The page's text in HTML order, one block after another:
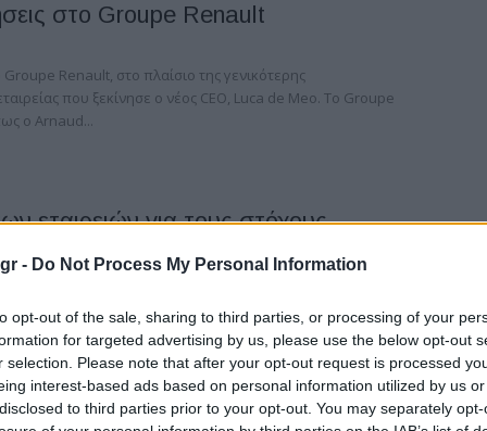
- Do Not Process My Personal Information
opt-out of the sale, sharing to third parties, or processing of your
for targeted advertising by us, please use the below opt-out
selection. Please note that after your opt-out request is processed
interest-based ads based on personal information utilized by us
to third parties prior to your opt-out. You may separately
στο Groupe Renault
Groupe Renault, στο πλαίσιο της γενικότερης
που ξεκίνησε ο νέος CEO, Luca de Meo. Το Groupe
ο Arnaud...
εταιρειών για τους στόχους
εκπομπές CO2 της αυτοκινητοβιομηχανίας καταδεικνύει τις
για τους στόχους εκπομπών που έχει θέσει η ΕΕ. Η πλέον...